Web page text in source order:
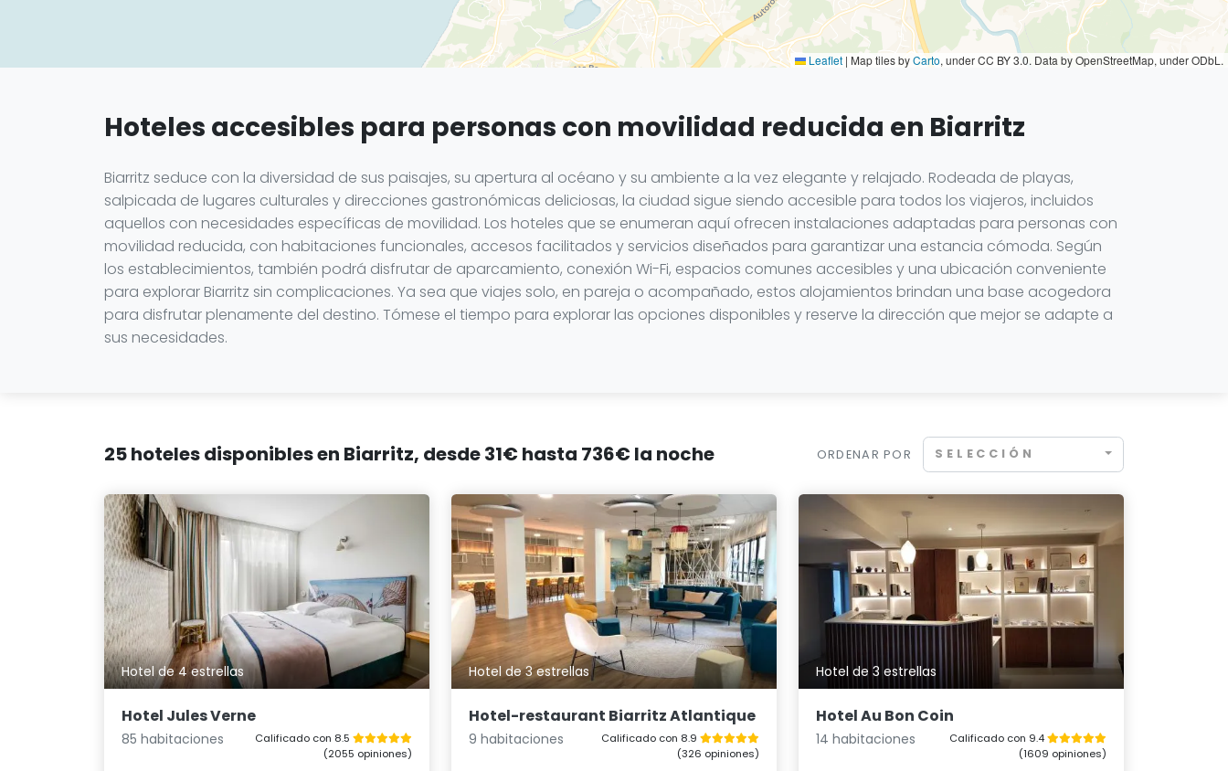
Leaflet | Map tiles byCarto, under CC BY 3.0. Data by OpenStreetMap, under ODbL.
Hoteles accesibles para personas con movilidad reducida en Biarritz
Biarritz seduce con la diversidad de sus paisajes, su apertura al océano y su ambiente a la vez elegante y relajado. Rodeada de playas,
salpicada de lugares culturales y direcciones gastronómicas deliciosas, la ciudad sigue siendo accesible para todos los viajeros, incluidos
aquellos con necesidades específicas de movilidad. Los hoteles que se enumeran aquí ofrecen instalaciones adaptadas para personas con
movilidad reducida, con habitaciones funcionales, accesos facilitados y servicios diseñados para garantizar una estancia cómoda. Según
los establecimientos, también podrá disfrutar de aparcamiento, conexión Wi-Fi, espacios comunes accesibles y una ubicación conveniente
para explorar Biarritz sin complicaciones. Ya sea que viajes solo, en pareja o acompañado, estos alojamientos brindan una base acogedora
para disfrutar plenamente del destino. Tómese el tiempo para explorar las opciones disponibles y reserve la dirección que mejor se adapte a
sus necesidades.
25 hoteles disponibles en Biarritz, desde 31€ hasta 736€ la noche ORDENAR POR SELECCIÓN
Hotel de 4 estrellas
Hotel Jules Verne
85 habitaciones
Calificado con 8.5
(2055 opiniones)
Hotel de 3 estrellas
Hotel-restaurant Biarritz Atlantique
9 habitaciones
Calificado con 8.9
(326 opiniones)
Hotel de 3 estrellas
Hotel Au Bon Coin
14 habitaciones
Calificado con 9.4
(1609 opiniones)